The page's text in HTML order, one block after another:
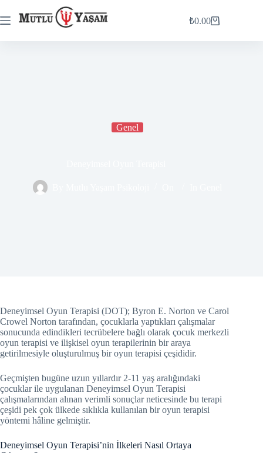
₺0.00
Genel
Deneyimsel Oyun Terapisi (DOT); Byron E. Norton ve Carol
Crowel Norton tarafından, çocuklarla yaptıkları çalışmalar
sonucunda edindikleri tecrübelere bağlı olarak çocuk merkezli
oyun terapisi ve ilişkisel oyun terapilerinin bir araya
getirilmesiyle oluşturulmuş bir oyun terapisi çeşididir.
Geçmişten bugüne uzun yıllardır 2-11 yaş aralığındaki
çocuklar ile uygulanan Deneyimsel Oyun Terapisi
çalışmalarından alınan verimli sonuçlar neticesinde bu terapi
çeşidi pek çok ülkede sıklıkla kullanılan bir oyun terapisi
yöntemi hâline gelmiştir.
Deneyimsel Oyun Terapisi’nin İlkeleri Nasıl Ortaya